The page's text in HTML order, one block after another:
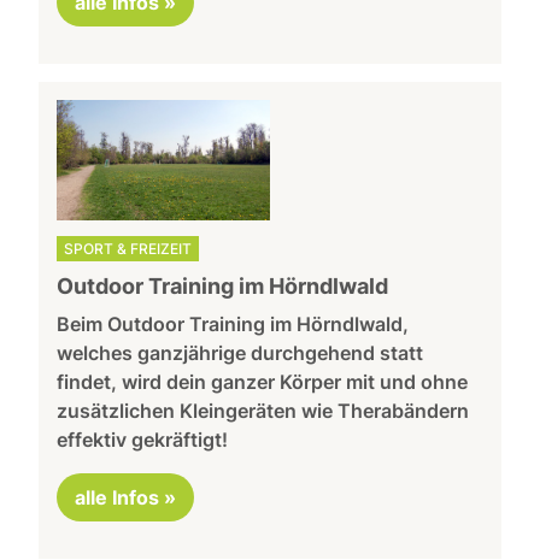
SPORT & FREIZEIT
Outdoor Training im Hörndlwald
Beim Outdoor Training im Hörndlwald,
welches ganzjährige durchgehend statt
findet, wird dein ganzer Körper mit und ohne
zusätzlichen Kleingeräten wie Therabändern
effektiv gekräftigt!
alle Infos »